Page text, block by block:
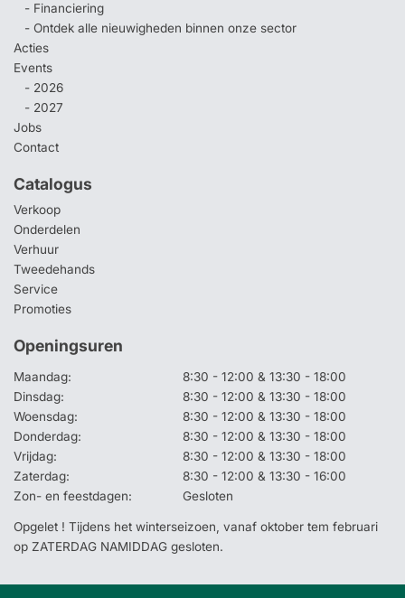
- Financiering
- Ontdek alle nieuwigheden binnen onze sector
Acties
Events
- 2026
- 2027
Jobs
Contact
Catalogus
Verkoop
Onderdelen
Verhuur
Tweedehands
Service
Promoties
Openingsuren
Maandag:
8:30 - 12:00 & 13:30 - 18:00
Dinsdag:
8:30 - 12:00 & 13:30 - 18:00
Woensdag:
8:30 - 12:00 & 13:30 - 18:00
Donderdag:
8:30 - 12:00 & 13:30 - 18:00
Vrijdag:
8:30 - 12:00 & 13:30 - 18:00
Zaterdag:
8:30 - 12:00 & 13:30 - 16:00
Zon- en feestdagen:
Gesloten
Opgelet ! Tijdens het winterseizoen, vanaf oktober tem februari
op ZATERDAG NAMIDDAG gesloten.